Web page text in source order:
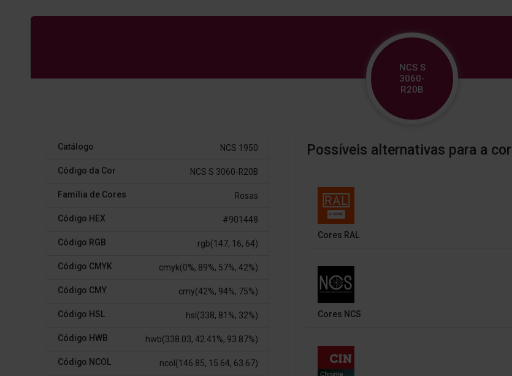
NCS S
3060-
R20B
Catálogo NCS 1950
Código da Cor NCS S 3060-R20B
Família de Cores Rosas
Código HEX #901448
Código RGB rgb(147, 16, 64)
Código CMYK cmyk(0%, 89%, 57%, 42%)
Código CMY cmy(42%, 94%, 75%)
Código HSL hsl(338, 81%, 32%)
Código HWB hwb(338.03, 42.41%, 93.87%)
Código NCOL ncol(146.85, 15.64, 63.67)
Possíveis alternativas para a cor
Cores RAL
Cores NCS